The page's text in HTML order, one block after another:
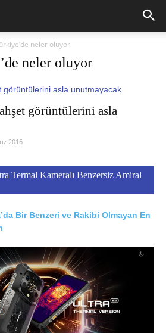
neler oluyor
neler oluyor
görüntülerini asla
2016
Termal Kameralı Benzersiz Amiral
Bir Benzeri ve Rakibi Olmayan En